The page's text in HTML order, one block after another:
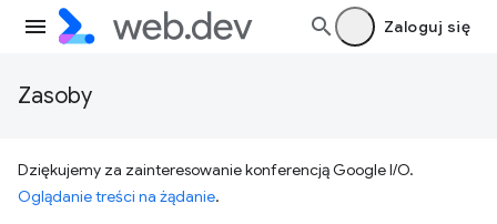
Zaloguj się
Zasoby
Dziękujemy za zainteresowanie konferencją Google I/O.
Oglądanie treści na żądanie.